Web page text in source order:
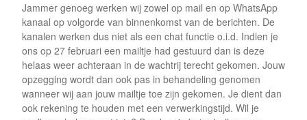
Jammer genoeg werken wij zowel op mail en op WhatsApp
kanaal op volgorde van binnenkomst van de berichten. De
kanalen werken dus niet als een chat functie o.i.d. Indien je
ons op 27 februari een mailtje had gestuurd dan is deze
helaas weer achteraan in de wachtrij terecht gekomen. Jouw
opzegging wordt dan ook pas in behandeling genomen
wanneer wij aan jouw mailtje toe zijn gekomen. Je dient dan
ook rekening te houden met een verwerkingstijd. Wil je